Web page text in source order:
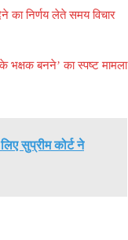
का निर्णय लेते समय विचार
भक्षक बनने’ का स्पष्ट मामला
सुप्रीम कोर्ट ने